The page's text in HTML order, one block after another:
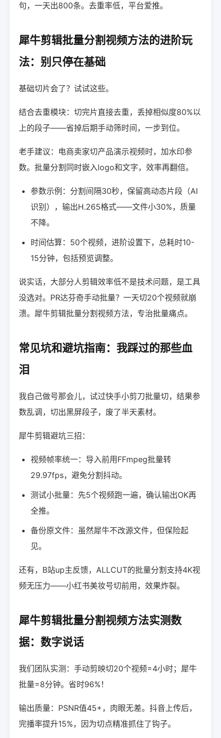
句，一天出800条。去重率低，平台爱推。
犀牛剪辑批量分割视频方法的进阶玩
法：别只停在基础
基础切片会了？试试这些。
结合去重模块：切完片直接去重，丢掉相似度80%以
上的段子——省掉后期手动筛时间，一步到位。
老手建议：电商卖家切产品演示视频时，加水印参
数。批量分割同时嵌入logo和文字，效率再翻倍。
参数示例：分割间隔30秒，保留高动态片段（AI
识别），输出H.265格式——文件小30%，质量
不降。
时间估算：50个视频，进阶设置下，总耗时10-
15分钟，包括预览调整。
说实话，大部分人剪辑效率低不是技术问题，是工具
没选对。PR达芬奇手动批量？一天切20个视频就崩
溃。犀牛剪辑批量分割视频方法，专治批量痛点。
常见坑和避坑指南：我踩过的那些血
泪
我自己做号那会儿，试过快手小剪刀批量切，结果参
数乱调，切出黑屏段子，废了半天素材。
犀牛剪辑避坑三招：
视频帧率统一：导入前用FFmpeg批量转
29.97fps，避免分割抖动。
测试小批量：先5个视频跑一遍，确认输出OK再
全推。
备份原文件：虽然犀牛不改源文件，但保险起
见。
还有，B站up主反馈，ALLCUT的批量分割支持4K视
频无压力——小红书美妆号切前用，效果炸裂。
犀牛剪辑批量分割视频方法实测数
据：数字说话
我们团队实测：手动剪映切20个视频=4小时；犀牛
批量=8分钟。省时96%！
输出质量：PSNR值45+，肉眼无差。抖音上传后，
完播率提升15%，因为切点精准抓住了钩子。